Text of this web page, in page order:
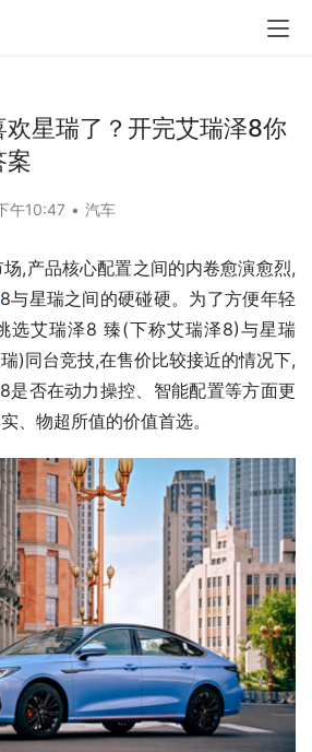
欢星瑞了？开完艾瑞泽8你
案
午10:47 • 汽车
,产品核心配置之间的内卷愈演愈烈,
8与星瑞之间的硬碰硬。为了方便年轻
选艾瑞泽8 臻(下称艾瑞泽8)与星瑞
)同台竞技,在售价比较接近的情况下,
是否在动力操控、智能配置等方面更
、物超所值的价值首选。